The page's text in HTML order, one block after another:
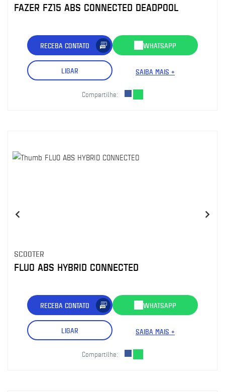
FAZER FZ15 ABS CONNECTED DEADPOOL
RECEBA CONTATO WHATSAPP
LIGAR SAIBA MAIS +
Compartilhe:
SCOOTER
FLUO ABS HYBRID CONNECTED
RECEBA CONTATO WHATSAPP
LIGAR SAIBA MAIS +
Compartilhe: